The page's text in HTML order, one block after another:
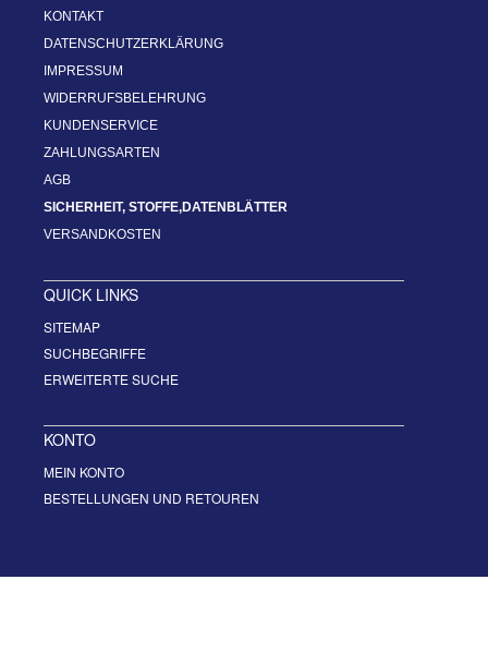
KONTAKT
DATENSCHUTZERKLÄRUNG
IMPRESSUM
WIDERRUFSBELEHRUNG
KUNDENSERVICE
ZAHLUNGSARTEN
AGB
SICHERHEIT, STOFFE,DATENBLÄTTER
VERSANDKOSTEN
QUICK LINKS
SITEMAP
SUCHBEGRIFFE
ERWEITERTE SUCHE
KONTO
MEIN KONTO
BESTELLUNGEN UND RETOUREN